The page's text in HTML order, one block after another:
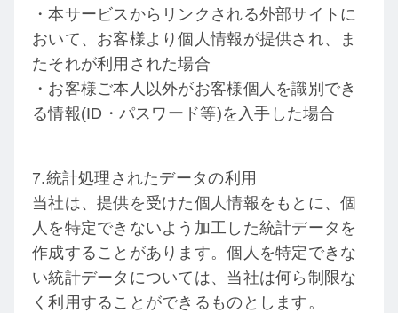
・本サービスからリンクされる外部サイトに
おいて、お客様より個人情報が提供され、ま
たそれが利用された場合
・お客様ご本人以外がお客様個人を識別でき
る情報(ID・パスワード等)を入手した場合
7.統計処理されたデータの利用
当社は、提供を受けた個人情報をもとに、個
人を特定できないよう加工した統計データを
作成することがあります。個人を特定できな
い統計データについては、当社は何ら制限な
く利用することができるものとします。